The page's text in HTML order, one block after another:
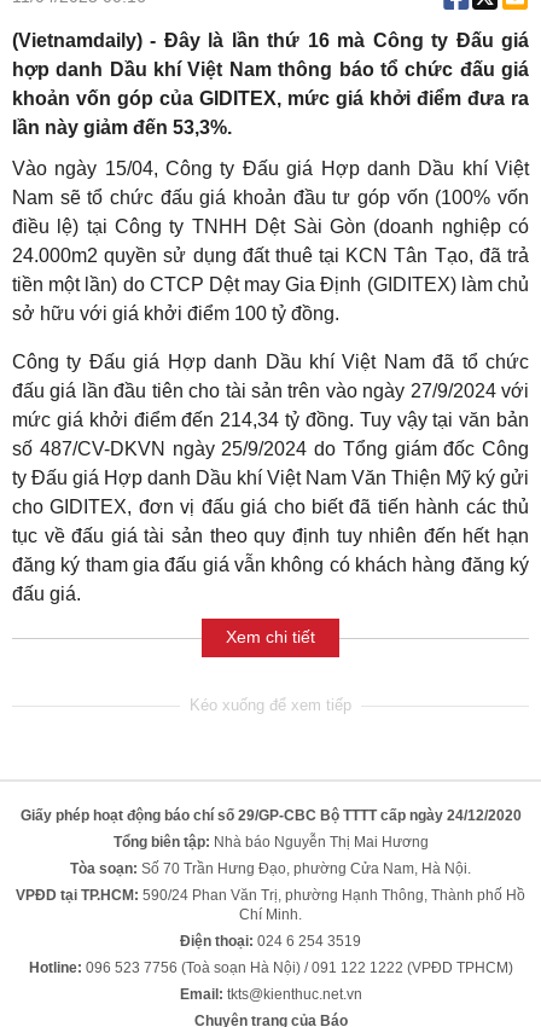
(Vietnamdaily) - Đây là lần thứ 16 mà Công ty Đấu giá
hợp danh Dầu khí Việt Nam thông báo tổ chức đấu giá
khoản vốn góp của GIDITEX, mức giá khởi điểm đưa ra
lần này giảm đến 53,3%.
Vào ngày 15/04, Công ty Đấu giá Hợp danh Dầu khí Việt
Nam sẽ tổ chức đấu giá khoản đầu tư góp vốn (100% vốn
điều lệ) tại Công ty TNHH Dệt Sài Gòn (doanh nghiệp có
24.000m2 quyền sử dụng đất thuê tại KCN Tân Tạo, đã trả
tiền một lần) do CTCP Dệt may Gia Định (GIDITEX) làm chủ
sở hữu với giá khởi điểm 100 tỷ đồng.
Công ty Đấu giá Hợp danh Dầu khí Việt Nam đã tổ chức
đấu giá lần đầu tiên cho tài sản trên vào ngày 27/9/2024 với
mức giá khởi điểm đến 214,34 tỷ đồng. Tuy vậy tại văn bản
số 487/CV-DKVN ngày 25/9/2024 do Tổng giám đốc Công
ty Đấu giá Hợp danh Dầu khí Việt Nam Văn Thiện Mỹ ký gửi
cho GIDITEX, đơn vị đấu giá cho biết đã tiến hành các thủ
tục về đấu giá tài sản theo quy định tuy nhiên đến hết hạn
đăng ký tham gia đấu giá vẫn không có khách hàng đăng ký
đấu giá.
Xem chi tiết
Giấy phép hoạt động báo chí số 29/GP-CBC Bộ TTTT cấp ngày 24/12/2020
Tổng biên tập: Nhà báo Nguyễn Thị Mai Hương
Tòa soạn: Số 70 Trần Hưng Đạo, phường Cửa Nam, Hà Nội.
VPĐD tại TP.HCM: 590/24 Phan Văn Trị, phường Hạnh Thông, Thành phố Hồ
Chí Minh.
Điện thoại: 024 6 254 3519
Hotline: 096 523 7756 (Toà soạn Hà Nội) / 091 122 1222 (VPĐD TPHCM)
Email: tkts@kienthuc.net.vn
Chuyên trang của Báo